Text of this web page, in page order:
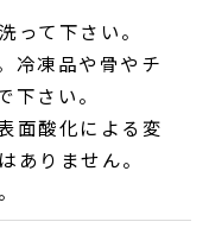
って下さい。
冷凍品や骨やチ
下さい。
面酸化による変
ありません。